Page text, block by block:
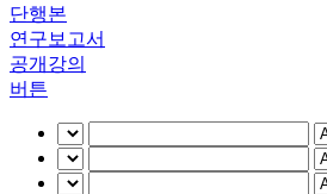
단행본
연구보고서
공개강의
버튼